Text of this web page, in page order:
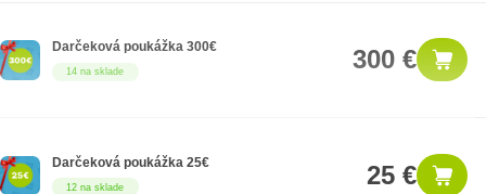
14 na sklade
Darčeková poukážka 300€ 300 €
12 na sklade
Darčeková poukážka 25€ 25 €